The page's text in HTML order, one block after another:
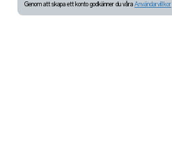
Genom att skapa ett konto godkänner du våra Användarvillkor